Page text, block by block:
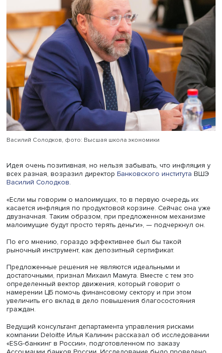
Среди инструментов защиты от избыточной
закредитованности он назвал кредитные каникулы,
ЦБ планирует использовать более широко. Сейчас этот
механизм применяется при ипотеке, но можно и нужно,
подчеркнул Михаил Мамута, использовать его при
потребительском кредите.
Кроме того, планируется ввести вклад со специальными
условиями, процентная ставка по которому
чуть выше ключевой — например, на 1%. Этот вклад
быть единственным и иметь ограничения по сумме, ее
сейчас обсуждается. По словам члена совета
это гарантированная возможность заработать на своих
сбережениях в размере по крайней мере не ниже
Василий Солодков, фото: Высшая школа экономики